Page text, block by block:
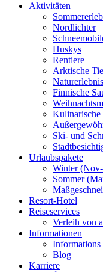
Aktivitäten
Nordlichter
Huskys
Rentiere
Arktische
Finnische
Kulinarische
Ski- und
Urlaubspakete
Winter
Sommer
Resort-Hotel
Reiseservices
Verleih von
Informationen
Informations
Blog
Karriere